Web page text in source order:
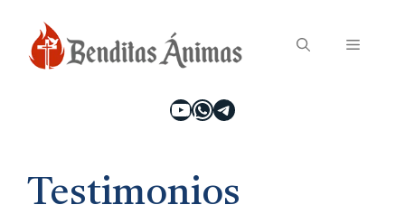
Saltar
Menú
YouTube
WhatsApp
Telegram
Testimonios